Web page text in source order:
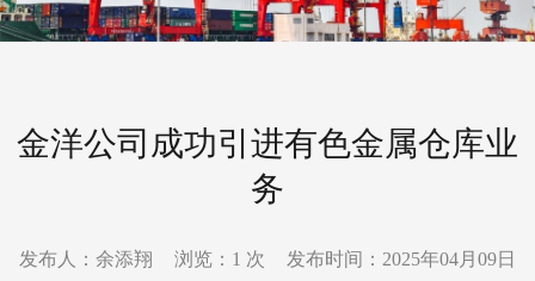
金洋公司成功引进有色金属仓库业
务
发布人：余添翔 浏览： 1 次 发布时间：2025年04月09日